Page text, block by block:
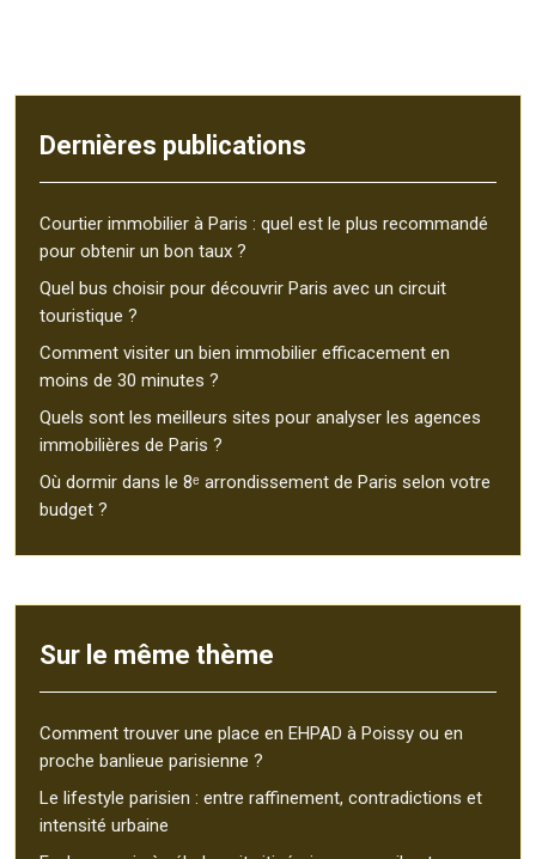
Dernières publications
Courtier immobilier à Paris : quel est le plus recommandé
pour obtenir un bon taux ?
Quel bus choisir pour découvrir Paris avec un circuit
touristique ?
Comment visiter un bien immobilier efficacement en
moins de 30 minutes ?
Quels sont les meilleurs sites pour analyser les agences
immobilières de Paris ?
Où dormir dans le 8ᵉ arrondissement de Paris selon votre
budget ?
Sur le même thème
Comment trouver une place en EHPAD à Poissy ou en
proche banlieue parisienne ?
Le lifestyle parisien : entre raffinement, contradictions et
intensité urbaine